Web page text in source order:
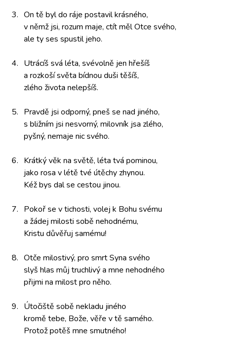
3. On tě byl do ráje postavilkrásného,
v němž jsi, rozum maje, ctít mělOtce svého,
ale tyses spustil jeho.
4. Utrácíš svá léta, svévolně jen hřešíš
a rozkoší světa bídnou duši těšíš,
zlého života nelepšíš.
5. Pravdě jsi odporný, pneš se nad jiného,
s bližním jsi nesvorný, milovník jsa zlého,
pyšný, nemaje nic svého.
6. Krátký věk na světě, léta tvá pominou,
jako rosa v létě tvé útěchy zhynou.
Kéž bys dal se cestou jinou.
7. Pokoř se v tichosti, volej k Bohu svému
a žádej milosti sobě nehodnému,
Kristu důvěřuj samému!
8. Otče milostivý, pro smrtSyna svého
slyš hlas můj truchlivýa mne nehodného
přijmi na milost pro něho.
9. Útočiště sobě nekladu jiného
kromě tebe, Bože, věře v tě samého.
Protož potěš mne smutného!